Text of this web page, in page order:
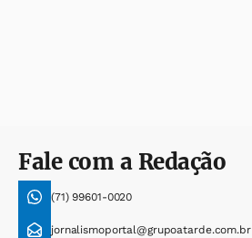
Fale com a Redação
(71) 99601-0020
jornalismoportal@grupoatarde.com.br